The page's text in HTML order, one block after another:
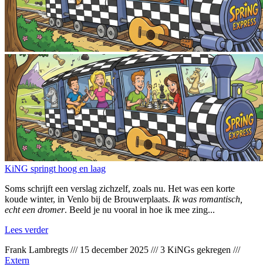
KiNG springt hoog en laag
Soms schrijft een verslag zichzelf, zoals nu. Het was een korte
koude winter, in Venlo bij de Brouwerplaats. Ik was romantisch,
echt een dromer. Beeld je nu vooral in hoe ik mee zing...
Lees verder
Frank Lambregts /// 15 december 2025 ///3 KiNGs gekregen ///
Extern